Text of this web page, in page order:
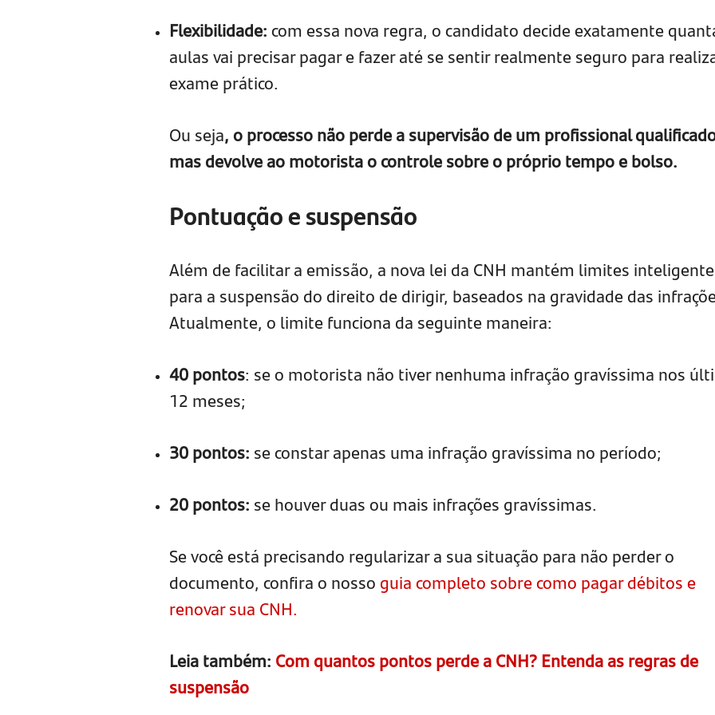
Flexibilidade:com essa nova regra, o candidato decide exatamente
aulas vai precisar pagar e fazer até se sentir realmente seguro para
exame prático.
Ou seja, o processo não perde a supervisão de um profissional
mas devolve ao motorista o controle sobre o próprio tempo e bolso.
Pontuação e suspensão
Além de facilitar a emissão, a nova lei da CNH mantém limites
para a suspensão do direito de dirigir, baseados na gravidade das
Atualmente, o limite funciona da seguinte maneira:
40 pontos: se o motorista não tiver nenhuma infração gravíssima nos
12 meses;
30 pontos: se constar apenas uma infração gravíssima no período;
20 pontos: se houver duas ou mais infrações gravíssimas.
Se você está precisando regularizar a sua situação para não perder o
documento, confira o nosso guia completo sobre como pagar débitos e
renovar sua CNH.
Leia também: Com quantos pontos perde a CNH? Entenda as regras de
suspensão